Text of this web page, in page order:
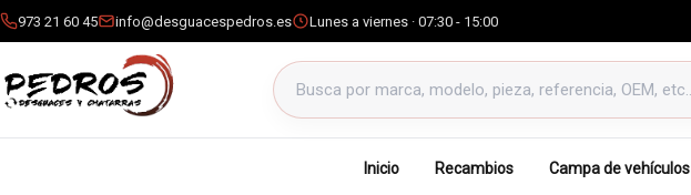
973 21 60 45 info@desguacespedros.es Lunes a viernes · 07:30 - 15:00
Buscar productos
Inicio Recambios Campa de vehículos